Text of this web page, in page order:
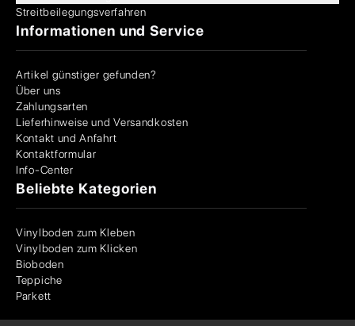
Streitbeilegungsverfahren
Informationen und Service
Artikel günstiger gefunden?
Über uns
Zahlungsarten
Lieferhinweise und Versandkosten
Kontakt und Anfahrt
Kontaktformular
Info-Center
Beliebte Kategorien
Vinylboden zum Kleben
Vinylboden zum Klicken
Bioboden
Teppiche
Parkett